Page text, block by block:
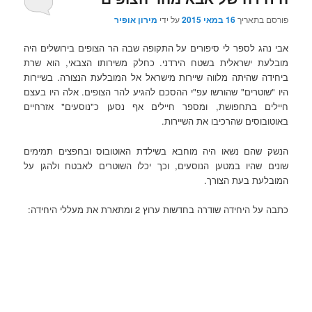
פורסם בתאריך16 במאי 2015 על ידי מירון אופיר
אבי נהג לספר לי סיפורים על התקופה שבה הר הצופים בירושלים היה
מובלעת ישראלית בשטח הירדני. כחלק משירותו הצבאי, הוא שרת
ביחידה שהיתה מלווה שיירות מישראל אל המובלעת הנצורה. בשיירות
היו "שוטרים" שהורשו עפ"י ההסכם להגיע להר הצופים. אלה היו בעצם
חיילים בתחפושת, ומספר חיילים אף נסען כ"נוסעים" אזרחיים
באוטובוסים שהרכיבו את השיירות.
הנשק שהם נשאו היה מוחבא בשילדת האוטובוס ובחפצים תמימים
שונים שהיו במטען הנוסעים, וכך יכלו השוטרים לאבטח ולהגן על
המובלעת בעת הצורך.
כתבה על היחידה שודרה בחדשות ערוץ 2 ומתארת את מעללי היחידה: